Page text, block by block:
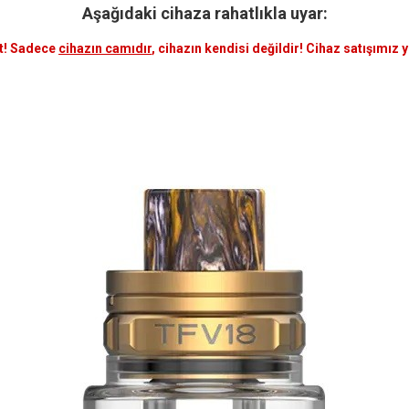
Aşağıdaki cihaza rahatlıkla uyar:
Sadece cihazın camıdır, cihazın kendisi değildir! Cihaz satışımız